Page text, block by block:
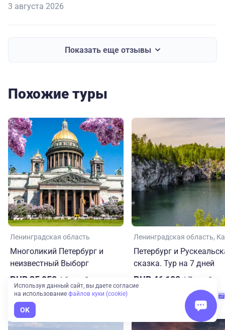
3 августа 2026
Показать еще отзывы
Похожие туры
Ленинградская область
Многоликий Петербург и
неизвестный Выборг
RUB 35,950 / 6 дней
6 дней8 авг. — 13 авг. +3
Ленинградская область
Петербург и
сказка. Тур на 7 дней
RUB 46,100 / 7 дней
9 авг. — 15 авг. +8
Используя данный сайт, вы даете согласие
на использование файлов куки (cookie)
OK